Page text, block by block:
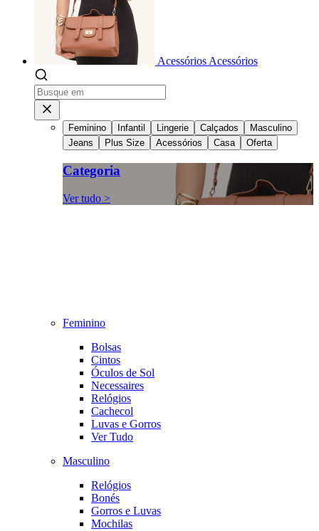
Acessórios Acessórios
Feminino Infantil Lingerie Calçados
Masculino
Jeans
Plus Size Acessórios Casa Oferta
Categoria
Ver tudo >
Feminino
Bolsas
Cintos
Óculos de Sol
Necessaires
Relógios
Cachecol
Luvas e Gorros
Ver Tudo
Masculino
Relógios
Bonés
Gorros e Luvas
Mochilas